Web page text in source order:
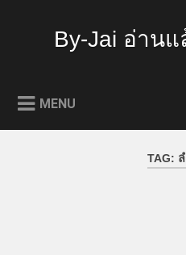
By-Jai อ่าน
MENU
TAG: